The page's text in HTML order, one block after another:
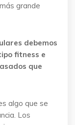
grande
debemos
fitness e
que
algo que se
Los